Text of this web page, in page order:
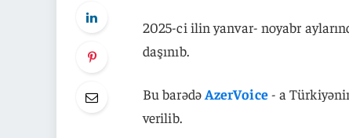
2025-ci ilin yanvar- noyabr
daşınıb.
Bu barədəAzerVoice- a
verilib.